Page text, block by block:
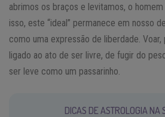
abrimos os braços e levitamos, o
isso, este “ideal” permanece em nosso
como uma expressão de liberdade. Voar,
ligado ao ato de ser livre, de fugir do
ser leve como um passarinho.
DICAS DE ASTROLOGIA NA